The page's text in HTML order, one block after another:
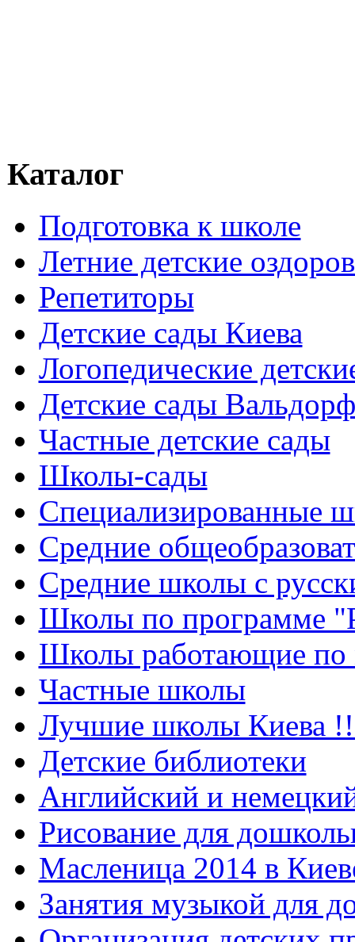
Каталог
Подготовка к школе
Летние детские
Репетиторы
Детские сады Киева
Логопедические
Детские сады
Частные детские сады
Школы-сады
Cпециализированные
Cредние
Средние школы с
Школы по программе
Школы работающие по
Частные школы
Лучшие школы Киева
Детские библиотеки
Английский и
Рисование для
Масленица 2014 в
Занятия музыкой для